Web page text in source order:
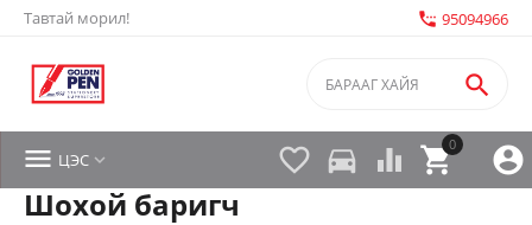
Тавтай морил! settings_phone 95094966


0

 directions_car 
 ЦЭС 
Шохой баригч